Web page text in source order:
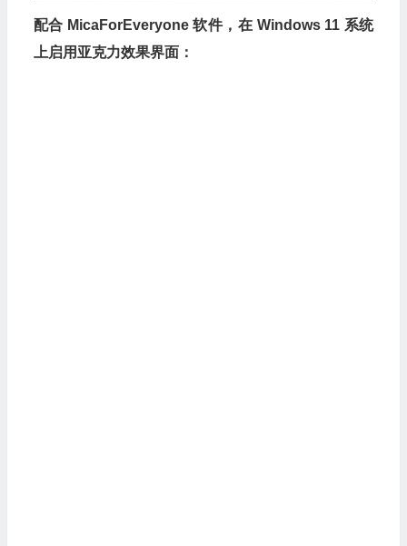
配合 MicaForEveryone 软件，在 Windows 11 系统
上启用亚克力效果界面：